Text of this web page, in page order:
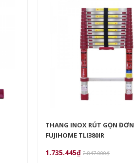
THANG INOX RÚT GỌN ĐƠN
FUJIHOME TLI380IR
1.735.445₫ 2.847.000₫